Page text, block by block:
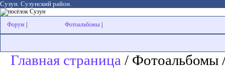
Сузун. Сузунский район.
Форум Фотоальбомы
Главная страница / Фотоальбомы